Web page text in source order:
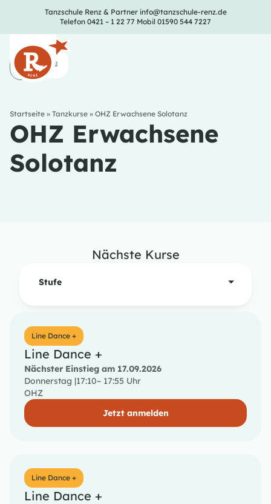
Tanzschule Renz & Partnerinfo@tanzschule-renz.de
Telefon 0421 – 1 22 77 Mobil 01590 544 7227
Startseite » Tanzkurse » OHZ Erwachsene Solotanz
OHZ Erwachsene
Solotanz
Nächste Kurse
Stufe
Line Dance +
Line Dance +
Nächster Einstieg am 17.09.2026
Donnerstag |17:10– 17:55 Uhr
OHZ
Jetzt anmelden
Line Dance +
Line Dance +